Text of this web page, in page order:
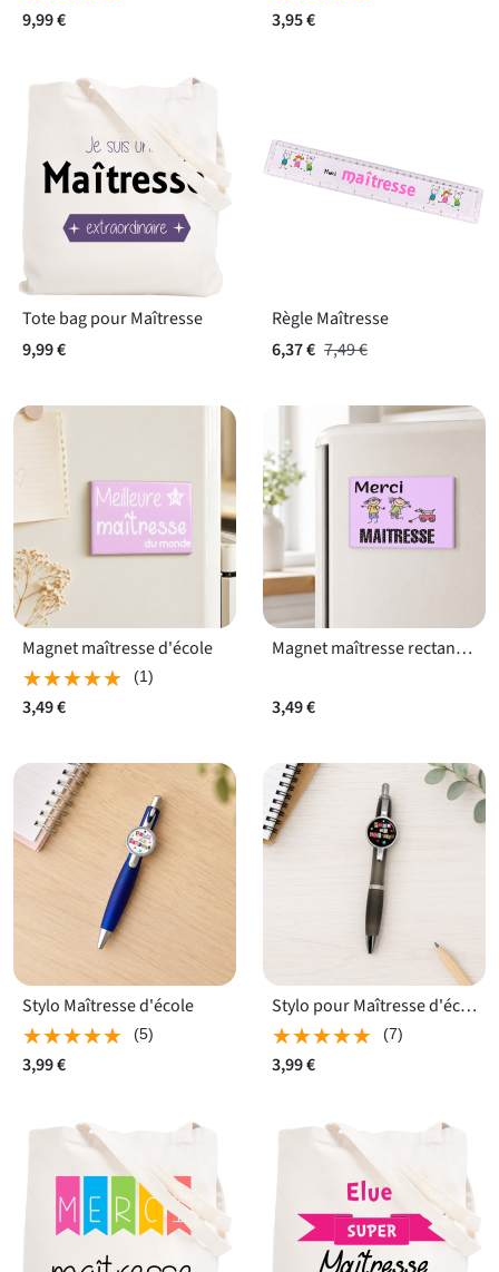
9,99 € 3,95 €
Tote bag pour Maîtresse
9,99 €
Règle Maîtresse
6,37 € 7,49 €
Magnet maîtresse d'école
★★★★★
★★★★★ (1)
3,49 €
Magnet maîtresse rectangle
3,49 €
Stylo Maîtresse d'école
★★★★★
★★★★★ (5)
3,99 €
Stylo pour Maîtresse d'école
★★★★★
★★★★★ (7)
3,99 €